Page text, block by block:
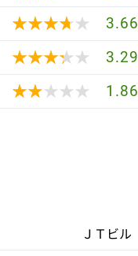
★★★★★
★★★★★ 3.66
★★★★★
★★★★★ 3.29
★★★★★
★★★★★ 1.86
ＪＴビル